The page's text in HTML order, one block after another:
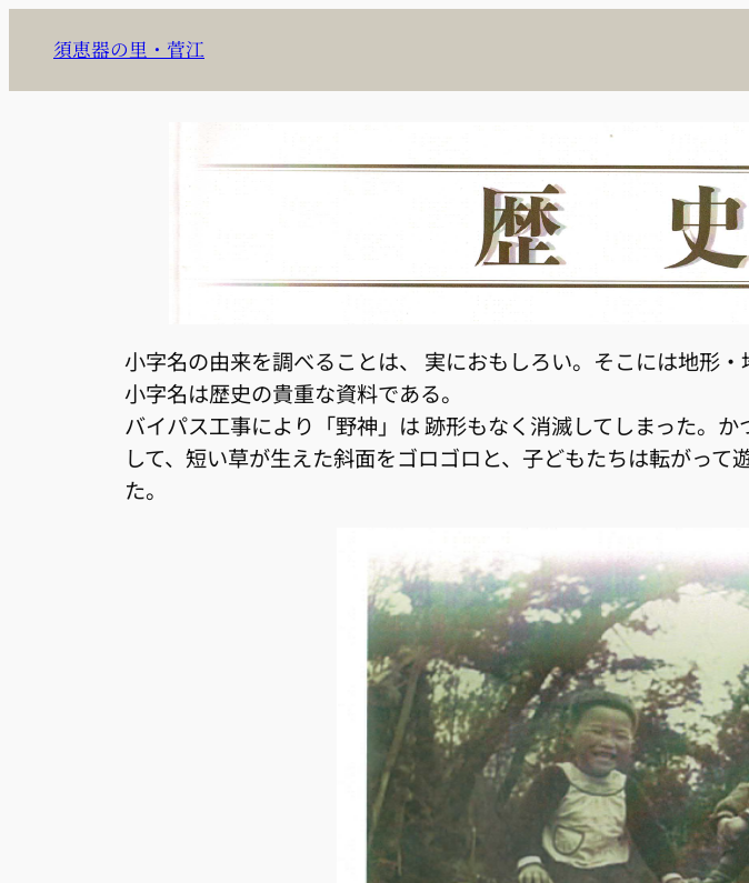
を
須恵器の里・菅江
小字名の由来を調べることは、 実におもしろい。そこには地形
小字名は歴史の貴重な資料である。
バイパス工事により「野神」は 跡形もなく消滅してしまった。
して、短い草が生えた斜面をゴロゴロと、子どもたちは転がっ
た。